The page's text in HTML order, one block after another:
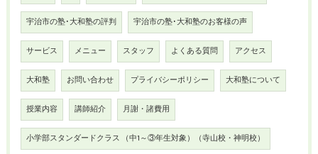
宇治市の塾･大和塾の評判 宇治市の塾･大和塾のお客様の声
サービス メニュー スタッフ よくある質問 アクセス
大和塾 お問い合わせ プライバシーポリシー 大和塾について
授業内容 講師紹介 月謝・諸費用
小学部スタンダードクラス （中1～③年生対象）（寺山校・神明校）